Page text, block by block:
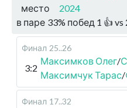
место
2024
в паре 33% побед 1 👍 vs
Финал 25..26
3:2
Максимков Олег/
Максимчук Тарас/
Финал 17..32